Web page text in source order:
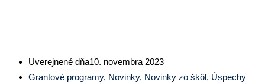
Uverejnené dňa10. novembra 2023
Grantové programy, Novinky, Novinky zo škôl, Úspechy